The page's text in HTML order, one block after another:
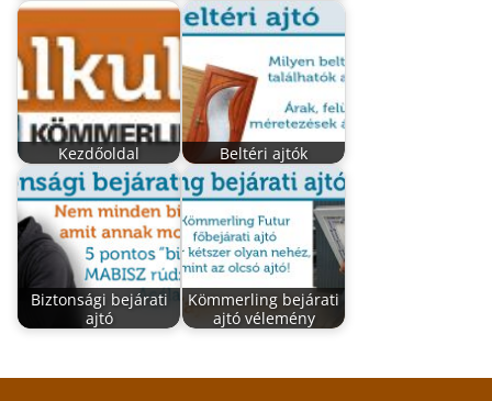
Kezdőoldal Beltéri ajtók
Biztonsági bejárati
ajtó
Kömmerling bejárati
ajtó vélemény